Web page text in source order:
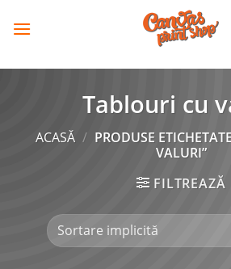
CANVAS
PRINT
Tablouri cu
ACASĂ / PRODUSE
VALURI”
FILTREAZĂ